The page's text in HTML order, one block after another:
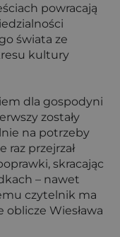
powracają
świata ze
kultury
dla gospodyni
zostały
na potrzeby
raz przejrzał
skracając
– nawet
czytelnik ma
Wiesława